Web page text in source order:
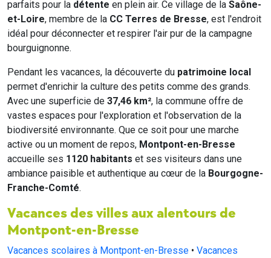
parfaits pour la détente en plein air. Ce village de la Saône-
et-Loire, membre de la CC Terres de Bresse, est l'endroit
idéal pour déconnecter et respirer l'air pur de la campagne
bourguignonne.
Pendant les vacances, la découverte du patrimoine local
permet d'enrichir la culture des petits comme des grands.
Avec une superficie de 37,46 km², la commune offre de
vastes espaces pour l'exploration et l'observation de la
biodiversité environnante. Que ce soit pour une marche
active ou un moment de repos, Montpont-en-Bresse
accueille ses 1120 habitants et ses visiteurs dans une
ambiance paisible et authentique au cœur de la Bourgogne-
Franche-Comté.
Vacances des villes aux alentours de
Montpont-en-Bresse
Vacances scolaires à Montpont-en-Bresse • Vacances